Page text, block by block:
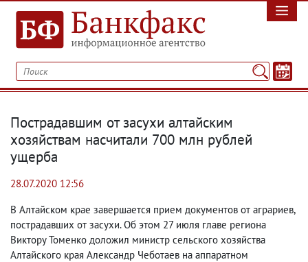
Пострадавшим от засухи алтайским
хозяйствам насчитали 700 млн рублей
ущерба
28.07.2020 12:56
В Алтайском крае завершается прием документов от аграриев,
пострадавших от засухи. Об этом 27 июля главе региона
Виктору Томенко доложил министр сельского хозяйства
Алтайского края Александр Чеботаев на аппаратном